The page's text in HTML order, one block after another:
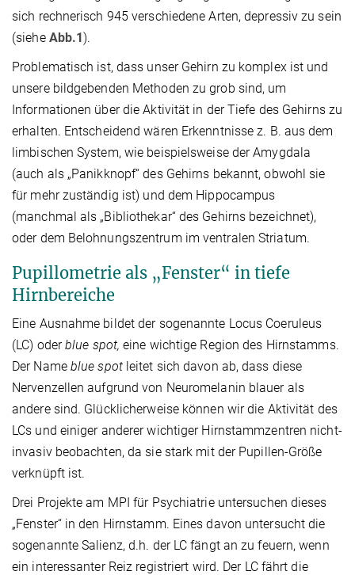
sich rechnerisch 945 verschiedene Arten, depressiv zu sein
(siehe Abb.1).
Problematisch ist, dass unser Gehirn zu komplex ist und
unsere bildgebenden Methoden zu grob sind, um
Informationen über die Aktivität in der Tiefe des Gehirns zu
erhalten. Entscheidend wären Erkenntnisse z. B. aus dem
limbischen System, wie beispielsweise der Amygdala
(auch als „Panikknopf“ des Gehirns bekannt, obwohl sie
für mehr zuständig ist) und dem Hippocampus
(manchmal als „Bibliothekar“ des Gehirns bezeichnet),
oder dem Belohnungszentrum im ventralen Striatum.
Pupillometrie als „Fenster“ in tiefe
Hirnbereiche
Eine Ausnahme bildet der sogenannte Locus Coeruleus
(LC) oderblue spot, eine wichtige Region des Hirnstamms.
Der Name blue spotleitet sich davon ab, dass diese
Nervenzellen aufgrund von Neuromelanin blauer als
andere sind. Glücklicherweise können wir die Aktivität des
LCs und einiger anderer wichtiger Hirnstammzentren nicht-
invasiv beobachten, da sie stark mit der Pupillen-Größe
verknüpft ist.
Drei Projekte am MPI für Psychiatrie untersuchen dieses
„Fenster“ in den Hirnstamm. Eines davon untersucht die
sogenannte Salienz, d.h. der LC fängt an zu feuern, wenn
ein interessanter Reiz registriert wird. Der LC fährt die